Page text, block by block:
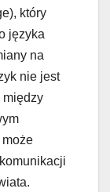
który
języka
na
nie jest
między